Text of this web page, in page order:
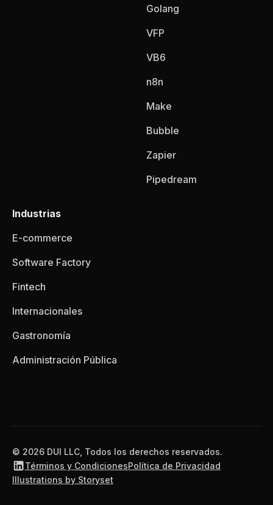
Golang
VFP
VB6
n8n
Make
Bubble
Zapier
Pipedream
Industrias
E-commerce
Software Factory
Fintech
Internacionales
Gastronomía
Administración Pública
© 2026 DUI LLC, Todos los derechos reservados.
Términos y CondicionesPolítica de Privacidad
Illustrations by Storyset